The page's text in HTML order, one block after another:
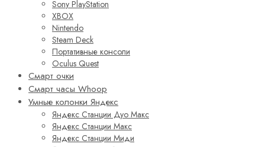
Sony PlayStation
XBOX
Nintendo
Steam Deck
Портативные консоли
Oculus Quest
Смарт очки
Смарт часы Whoop
Умные колонки Яндекс
Яндекс Станции Дуо Макс
Яндекс Станции Макс
Яндекс Станции Миди